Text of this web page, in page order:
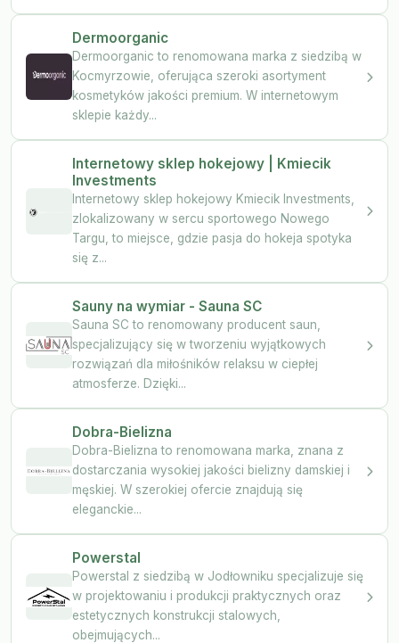
Dermoorganic
Dermoorganic to renomowana marka z siedzibą w
Kocmyrzowie, oferująca szeroki asortyment
kosmetyków jakości premium. W internetowym
sklepie każdy...
Internetowy sklep hokejowy | Kmiecik
Investments
Internetowy sklep hokejowy Kmiecik Investments,
zlokalizowany w sercu sportowego Nowego
Targu, to miejsce, gdzie pasja do hokeja spotyka
się z...
Sauny na wymiar - Sauna SC
Sauna SC to renomowany producent saun,
specjalizujący się w tworzeniu wyjątkowych
rozwiązań dla miłośników relaksu w ciepłej
atmosferze. Dzięki...
Dobra-Bielizna
Dobra-Bielizna to renomowana marka, znana z
dostarczania wysokiej jakości bielizny damskiej i
męskiej. W szerokiej ofercie znajdują się
eleganckie...
Powerstal
Powerstal z siedzibą w Jodłowniku specjalizuje się
w projektowaniu i produkcji praktycznych oraz
estetycznych konstrukcji stalowych,
obejmujących...